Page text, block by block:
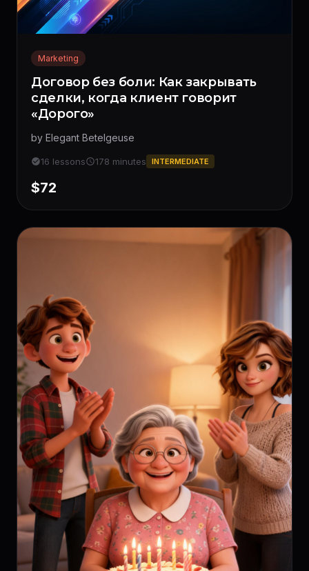
Marketing
Договор без боли: Как закрывать
сделки, когда клиент говорит
«Дорого»
by Elegant Betelgeuse
16 lessons 178 minutes INTERMEDIATE
$72